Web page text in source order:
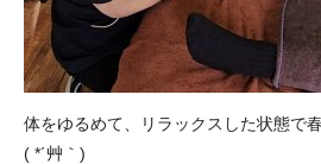
体をゆるめて、リラックスした状態で
( *´艸｀)